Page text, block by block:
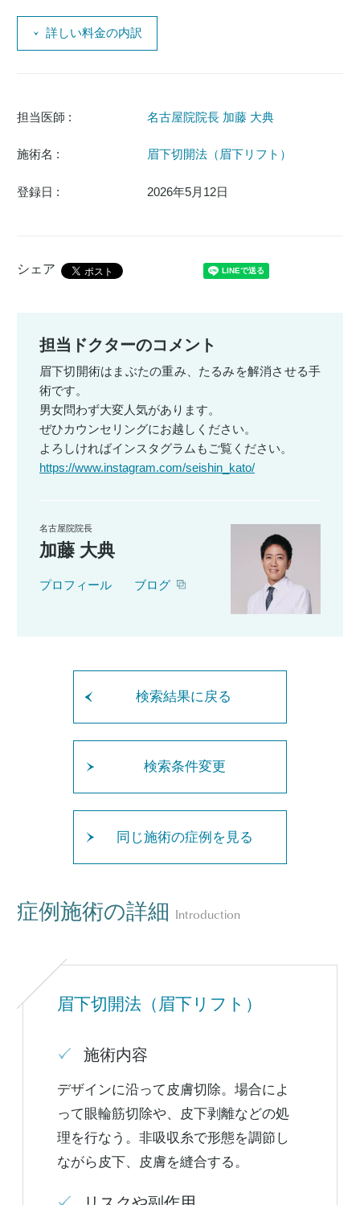
詳しい料金の内訳
担当医師 : 名古屋院院長 加藤 大典
施術名 : 眉下切開法（眉下リフト）
登録日 : 2026年5月12日
シェア
担当ドクターのコメント
眉下切開術はまぶたの重み、たるみを解消させる手
術です。
男女問わず大変人気があります。
ぜひカウンセリングにお越しください。
よろしければインスタグラムもご覧ください。
https://www.instagram.com/seishin_kato/
名古屋院院長
加藤 大典
プロフィール ブログ
検索結果に戻る
検索条件変更
同じ施術の症例を見る
症例施術の詳細 Introduction
眉下切開法（眉下リフト）
施術内容
デザインに沿って皮膚切除。場合によ
って眼輪筋切除や、皮下剥離などの処
理を行なう。非吸収糸で形態を調節し
ながら皮下、皮膚を縫合する。